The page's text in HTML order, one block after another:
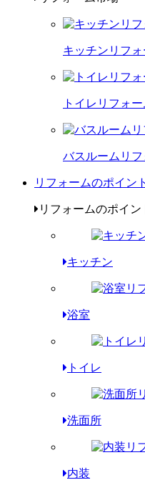
キッチンリフ
トイレリフォ
バスルームリ
リフォームのポイント
リフォームのポイン
キッチン
浴室
トイレ
洗面所
内装